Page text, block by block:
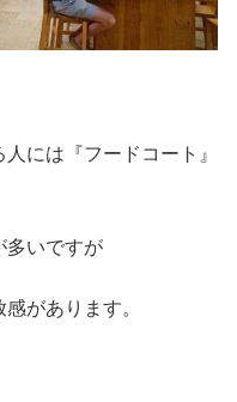
には『フードコート』
多いですが
があります。